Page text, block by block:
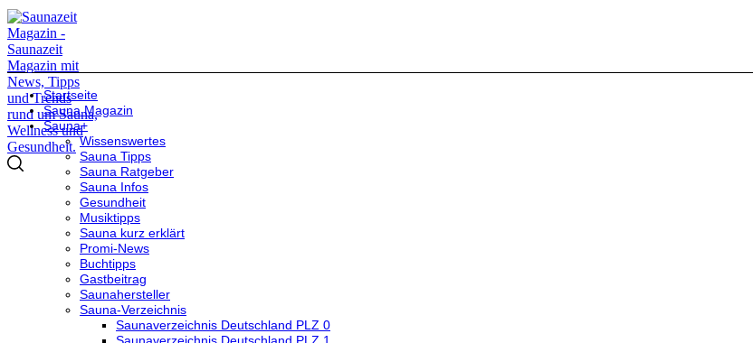
Startseite
Sauna Magazin
Sauna+
Wissenswertes
Sauna Tipps
Sauna Ratgeber
Sauna Infos
Gesundheit
Musiktipps
Sauna kurz erklärt
Promi-News
Buchtipps
Gastbeitrag
Saunahersteller
Sauna-Verzeichnis
Saunaverzeichnis Deutschland PLZ 0